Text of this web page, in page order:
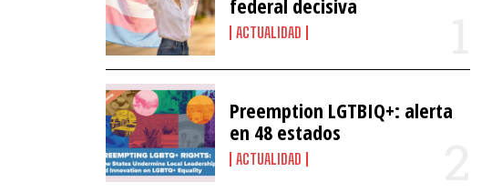
federal decisiva
ACTUALIDAD
Preemption LGTBIQ+: alerta
en 48 estados
ACTUALIDAD